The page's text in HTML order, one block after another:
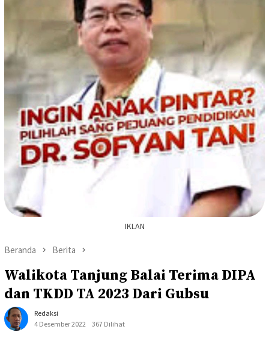
IKLAN
Beranda Berita
Walikota Tanjung Balai Terima DIPA
dan TKDD TA 2023 Dari Gubsu
Redaksi
4 Desember 2022
367 Dilihat